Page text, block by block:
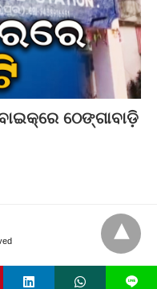
ଠେଙ୍ଗାବାଡ଼ି
L